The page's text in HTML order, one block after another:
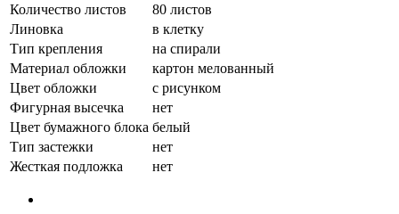
Количество листов
80 листов
Линовка
в клетку
Тип крепления
на спирали
Материал обложки
картон мелованный
Цвет обложки
с рисунком
Фигурная высечка
нет
Цвет бумажного блока белый
Тип застежки
нет
Жесткая подложка
нет